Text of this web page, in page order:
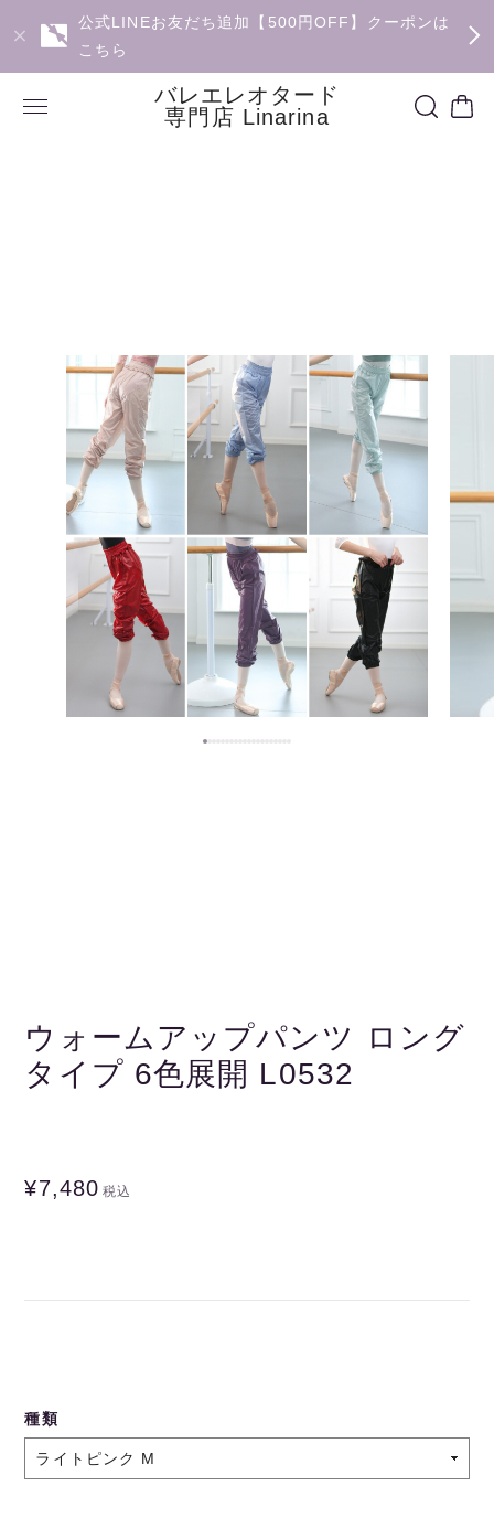
公式LINEお友だち追加【500円OFF】クーポンは
こちら
バレエレオタード
専門店 Linarina
ウォームアップパンツ ロング
タイプ 6色展開 L0532
¥7,480 税込
種類